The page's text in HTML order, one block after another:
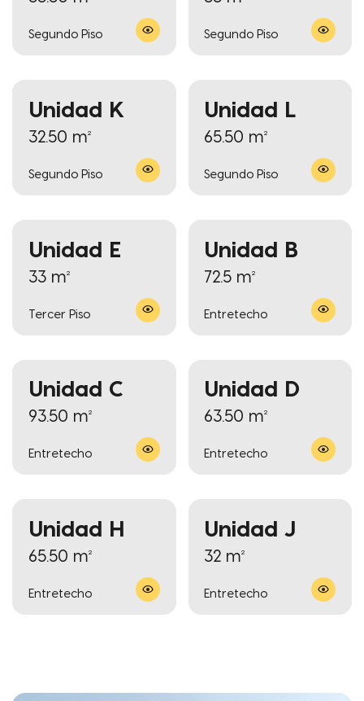
Segundo Piso Segundo Piso
Unidad K
32.50 m²
Segundo Piso
Unidad L
65.50 m²
Segundo Piso
Unidad E
33 m²
Tercer Piso
Unidad B
72.5 m²
Entretecho
Unidad C
93.50 m²
Entretecho
Unidad D
63.50 m²
Entretecho
Unidad H
65.50 m²
Entretecho
Unidad J
32 m²
Entretecho